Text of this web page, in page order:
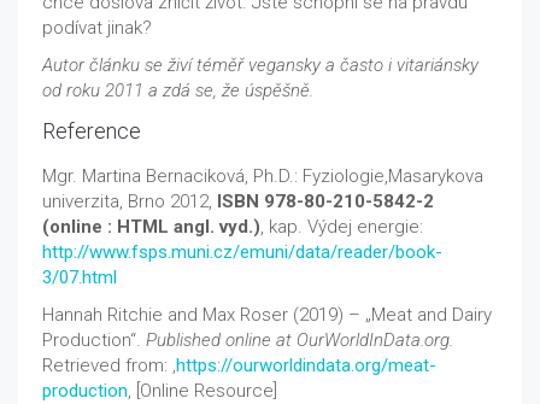
podívat jinak?
Autor článku se živí téměř vegansky a často i vitariánsky
od roku 2011 a zdá se, že úspěšně.
Reference
Mgr. Martina Bernaciková, Ph.D.: Fyziologie,Masarykova
univerzita, Brno 2012, ISBN 978-80-210-5842-2
(online : HTML angl. vyd.), kap. Výdej energie:
http://www.fsps.muni.cz/emuni/data/reader/book-
3/07.html
Hannah Ritchie and Max Roser (2019) – „Meat and Dairy
Production“. Published online at OurWorldInData.org.
Retrieved from: ‚https://ourworldindata.org/meat-
production‚ [Online Resource]